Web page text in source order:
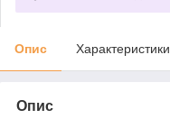
Опис Характеристики
Опис